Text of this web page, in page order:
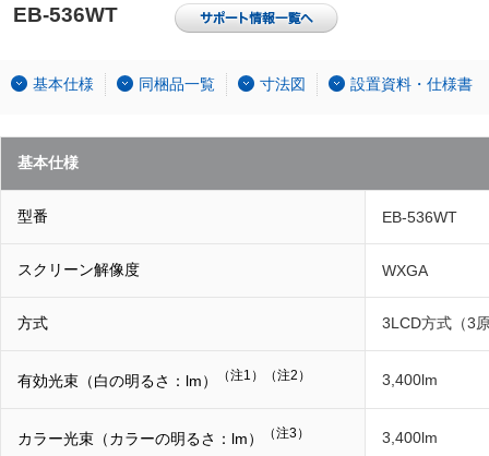
EB-536WT
基本仕様 同梱品一覧 寸法図 設置資料・仕様書
基本仕様
型番 EB-536WT
スクリーン解像度 WXGA
方式 3LCD方式（3
有効光束（白の明るさ：lm） （注1） （注2） 3,400lm
カラー光束（カラーの明るさ：lm） （注3） 3,400lm